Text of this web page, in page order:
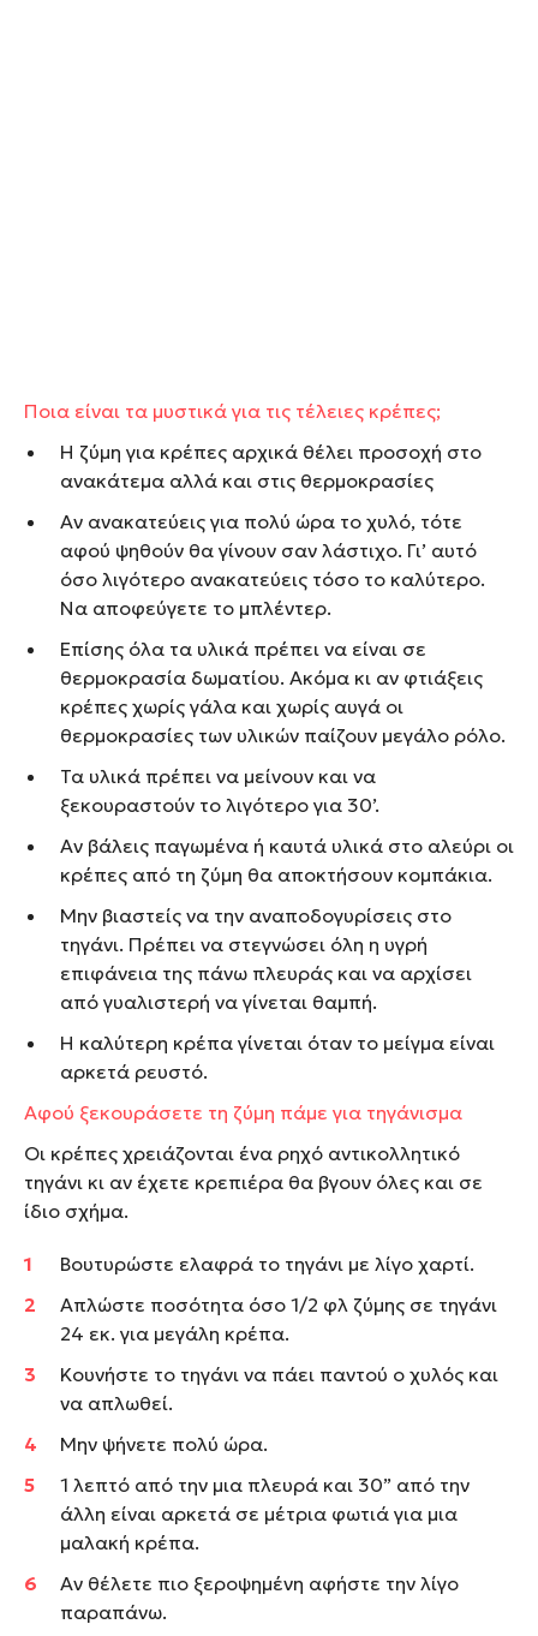
Ποια είναι τα μυστικά για τις τέλειες κρέπες;
Η ζύμη για κρέπες αρχικά θέλει προσοχή στο
ανακάτεμα αλλά και στις θερμοκρασίες
Αν ανακατεύεις για πολύ ώρα το χυλό, τότε
αφού ψηθούν θα γίνουν σαν λάστιχο. Γι’ αυτό
όσο λιγότερο ανακατεύεις τόσο το καλύτερο.
Να αποφεύγετε το μπλέντερ.
Επίσης όλα τα υλικά πρέπει να είναι σε
θερμοκρασία δωματίου. Ακόμα κι αν φτιάξεις
κρέπες χωρίς γάλα και χωρίς αυγά οι
θερμοκρασίες των υλικών παίζουν μεγάλο ρόλο.
Τα υλικά πρέπει να μείνουν και να
ξεκουραστούν το λιγότερο για 30’.
Αν βάλεις παγωμένα ή καυτά υλικά στο αλεύρι οι
κρέπες από τη ζύμη θα αποκτήσουν κομπάκια.
Μην βιαστείς να την αναποδογυρίσεις στο
τηγάνι. Πρέπει να στεγνώσει όλη η υγρή
επιφάνεια της πάνω πλευράς και να αρχίσει
από γυαλιστερή να γίνεται θαμπή.
Η καλύτερη κρέπα γίνεται όταν το μείγμα είναι
αρκετά ρευστό.
Αφού ξεκουράσετε τη ζύμη πάμε για τηγάνισμα
Οι κρέπες χρειάζονται ένα ρηχό αντικολλητικό
τηγάνι κι αν έχετε κρεπιέρα θα βγουν όλες και σε
ίδιο σχήμα.
Βουτυρώστε ελαφρά το τηγάνι με λίγο χαρτί.
Απλώστε ποσότητα όσο 1/2 φλ ζύμης σε τηγάνι
24 εκ. για μεγάλη κρέπα.
Κουνήστε το τηγάνι να πάει παντού ο χυλός και
να απλωθεί.
Μην ψήνετε πολύ ώρα.
1 λεπτό από την μια πλευρά και 30” από την
άλλη είναι αρκετά σε μέτρια φωτιά για μια
μαλακή κρέπα.
Αν θέλετε πιο ξεροψημένη αφήστε την λίγο
παραπάνω.